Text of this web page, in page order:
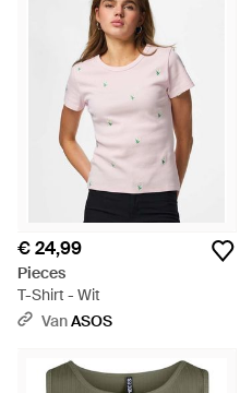
€ 24,99
Pieces
T-Shirt - Wit
VanASOS